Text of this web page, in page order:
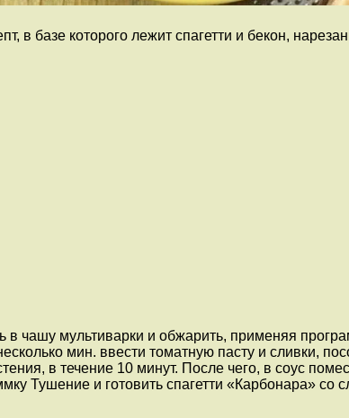
в базе которого лежит спагетти и бекон,
в чашу мультиварки и обжарить, применяя
мин. ввести томатную пасту и сливки,
в течение 10 минут. После чего, в соус
Тушение и готовить спагетти «Карбонара» со